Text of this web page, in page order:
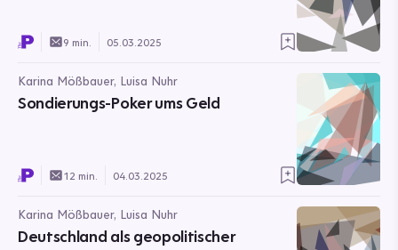
9 min. 05.03.2025
Karina Mößbauer, Luisa Nuhr
Sondierungs-Poker ums Geld
12 min. 04.03.2025
Karina Mößbauer, Luisa Nuhr
Deutschland als geopolitischer